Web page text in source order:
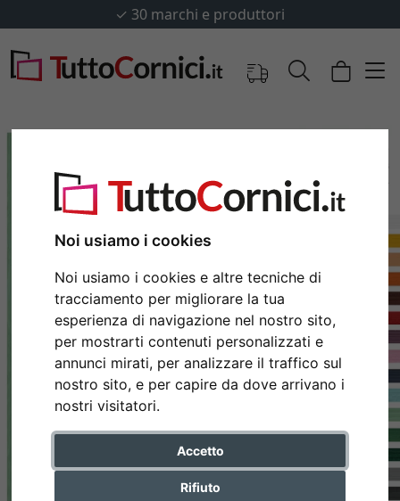
Noi usiamo i cookies
Noi usiamo i cookies e altre tecniche di
tracciamento per migliorare la tua
esperienza di navigazione nel nostro sito,
per mostrarti contenuti personalizzati e
annunci mirati, per analizzare il traffico sul
nostro sito, e per capire da dove arrivano i
nostri visitatori.
Accetto
Rifiuto
✓ 30 marchi e produttori
Indietro